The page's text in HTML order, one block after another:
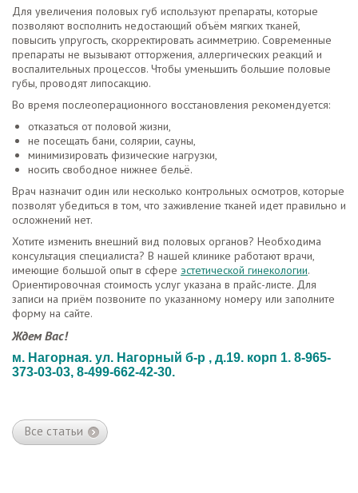
Для увеличения половых губ используют препараты, которые
позволяют восполнить недостающий объём мягких тканей,
повысить упругость, скорректировать асимметрию. Современные
препараты не вызывают отторжения, аллергических реакций и
воспалительных процессов. Чтобы уменьшить большие половые
губы, проводят липосакцию.
Во время послеоперационного восстановления рекомендуется:
отказаться от половой жизни,
не посещать бани, солярии, сауны,
минимизировать физические нагрузки,
носить свободное нижнее бельё.
Врач назначит один или несколько контрольных осмотров, которые
позволят убедиться в том, что заживление тканей идет правильно и
осложнений нет.
Хотите изменить внешний вид половых органов? Необходима
консультация специалиста? В нашей клинике работают врачи,
имеющие большой опыт в сфере эстетической гинекологии.
Ориентировочная стоимость услуг указана в прайс-листе. Для
записи на приём позвоните по указанному номеру или заполните
форму на сайте.
Ждем Вас!
м. Нагорная. ул. Нагорный б-р , д.19. корп 1. 8-965-
373-03-03, 8-499-662-42-30.
Все статьи